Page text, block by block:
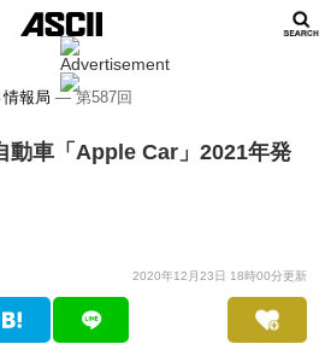
報局 ― 第587回
動車「Apple Car」2021年発
2020年12月23日 18時00分更新